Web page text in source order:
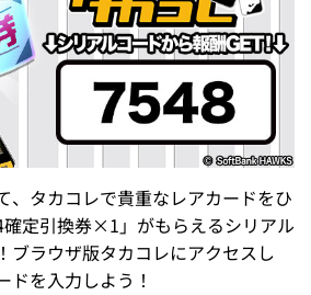
、タカコレで貴重なレアカードをひ
定引換券×1」がもらえるシリアル
ブラウザ版タカコレにアクセスし
ドを入力しよう！